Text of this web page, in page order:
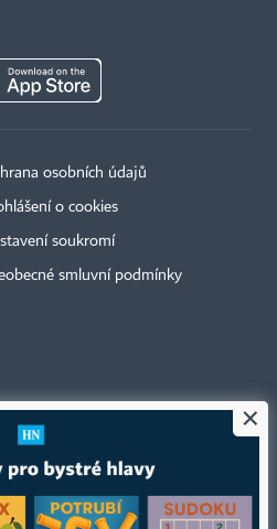
osobních údajů
o cookies
soukromí
smluvní podmínky
×